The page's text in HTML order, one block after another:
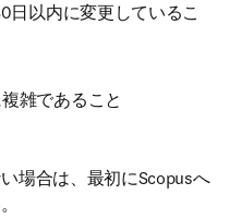
日以内に変更しているこ
雑であること
場合は、最初にScopusへ